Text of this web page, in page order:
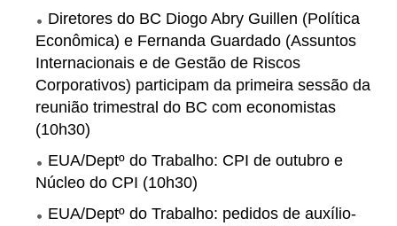
Diretores do BC Diogo Abry Guillen (Política
Econômica) e Fernanda Guardado (Assuntos
Internacionais e de Gestão de Riscos
Corporativos) participam da primeira sessão da
reunião trimestral do BC com economistas
(10h30)
EUA/Deptº do Trabalho: CPI de outubro e
Núcleo do CPI (10h30)
EUA/Deptº do Trabalho: pedidos de auxílio-